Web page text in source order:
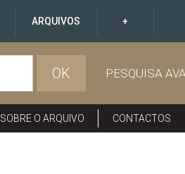
ARQUIVOS +
OK PESQUISA
SOBRE O ARQUIVO CONTACTOS